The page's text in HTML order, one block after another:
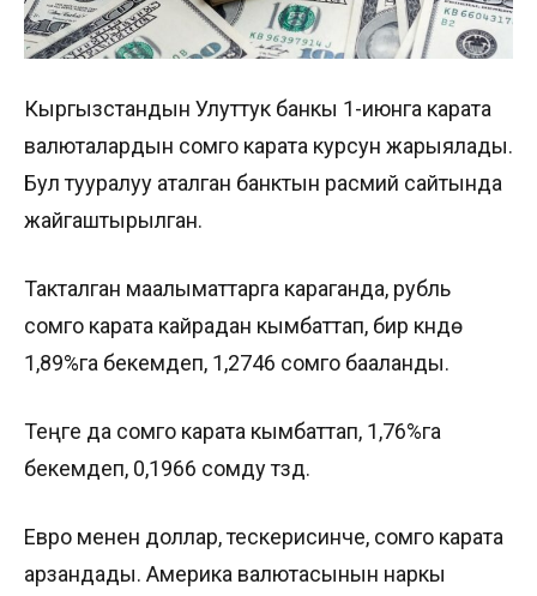
Кыргызстандын Улуттук банкы 1-июнга карата
валюталардын сомго карата курсун жарыялады.
Бул тууралуу аталган банктын расмий сайтында
жайгаштырылган.
Такталган маалыматтарга караганда, рубль
сомго карата кайрадан кымбаттап, бир күндө
1,89%га бекемдеп, 1,2746 сомго бааланды.
Теңге да сомго карата кымбаттап, 1,76%га
бекемдеп, 0,1966 сомду түздү.
Евро менен доллар, тескерисинче, сомго карата
арзандады. Америка валютасынын наркы